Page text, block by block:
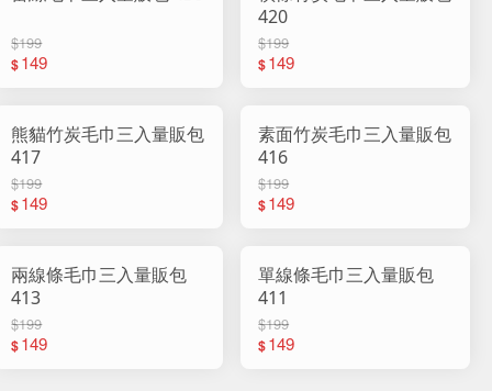
$199
$149
420
$199
$149
熊貓竹炭毛巾三入量販包
417
$199
$149
素面竹炭毛巾三入量販包
416
$199
$149
兩線條毛巾三入量販包
413
$199
$149
單線條毛巾三入量販包
411
$199
$149